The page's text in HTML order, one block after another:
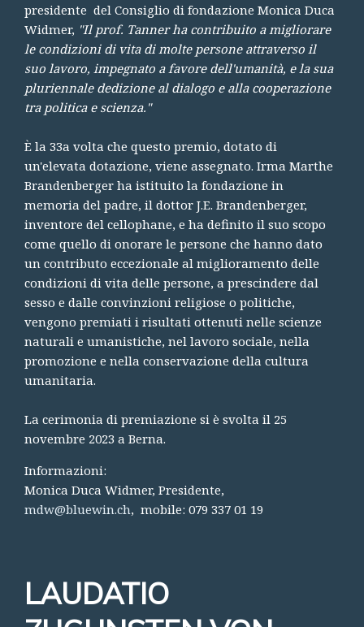
presidente del Consiglio di fondazione Monica Duca
Widmer, "Il prof. Tanner ha contribuito a migliorare
le condizioni di vita di molte persone attraverso il
suo lavoro, impegnato a favore dell'umanità, e la sua
pluriennale dedizione al dialogo e alla cooperazione
tra politica e scienza."
È la 33a volta che questo premio, dotato di
un'elevata dotazione, viene assegnato. Irma Marthe
Brandenberger ha istituito la fondazione in
memoria del padre, il dottor J.E. Brandenberger,
inventore del cellophane, e ha definito il suo scopo
come quello di onorare le persone che hanno dato
un contributo eccezionale al miglioramento delle
condizioni di vita delle persone, a prescindere dal
sesso e dalle convinzioni religiose o politiche,
vengono premiati i risultati ottenuti nelle scienze
naturali e umanistiche, nel lavoro sociale, nella
promozione e nella conservazione della cultura
umanitaria.
La cerimonia di premiazione si è svolta il 25
novembre 2023 a Berna.
Informazioni:
Monica Duca Widmer, Presidente,
mdw@bluewin.ch, mobile: 079 337 01 19
LAUDATIO